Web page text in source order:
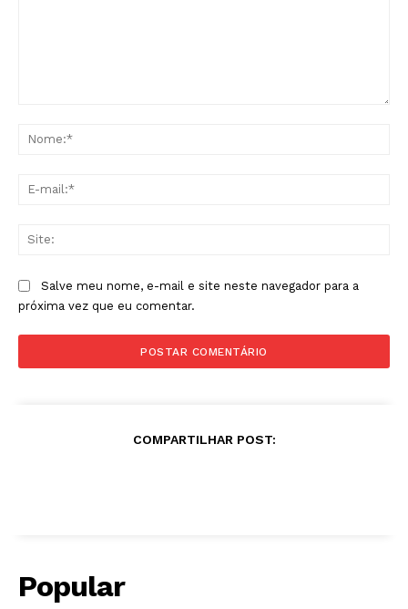
Salve meu nome, e-mail e site neste navegador para a
próxima vez que eu comentar.
COMPARTILHAR POST:
Popular